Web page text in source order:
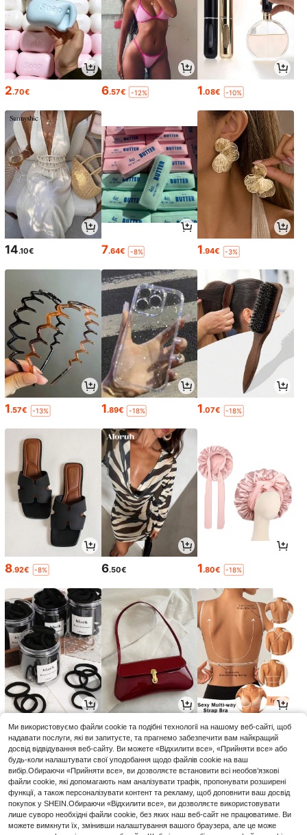
2.70€ 6.57€ -12% 1.08€ -10%
14.10€ 7.64€ -8% 1.94€ -3%
1.57€ -13% 1.89€ -18% 1.07€ -18%
8.92€ -8% 6.50€ 1.80€ -18%
1.10€ 1.01€ -28% 5.00€
Ми використовуємо файли cookie та подібні технології на нашому веб-сайті, щоб
надавати послуги, які ви запитуєте, та прагнемо забезпечити вам найкращий
досвід відвідування веб-сайту. Ви можете «Відхилити все», «Прийняти все» або
будь-коли налаштувати свої уподобання щодо файлів cookie на ваш
вибір.Обираючи «Прийняти все», ви дозволяєте встановити всі необов’язкові
файли cookie, які допомагають нам аналізувати трафік, пропонувати розширені
функції, а також персоналізувати контент та рекламу, щоб доповнити ваш досвід
покупок у SHEIN.Обираючи «Відхилити все», ви дозволяєте використовувати
лише суворо необхідні файли cookie, без яких наш веб-сайт не працюватиме. Ви
можете вимкнути їх, змінивши налаштування вашого браузера, але це може